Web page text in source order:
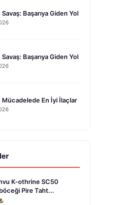
Başarıya Giden Yol
Başarıya Giden Yol
Mücadelede En İyi İlaçlar
K-othrine SC50
Pire Taht...